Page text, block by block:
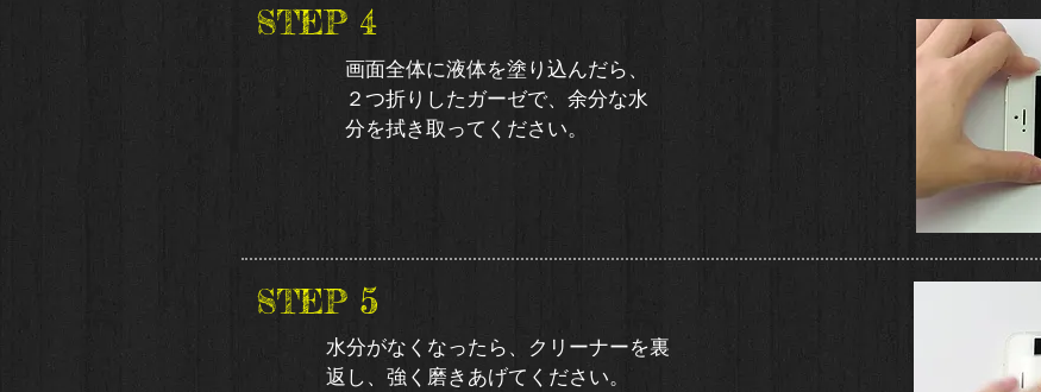
​STEP 4
画面全体に液体を塗り込んだら、
２つ折りしたガーゼで、余分な水
分を拭き取ってください。
​STEP 5
水分がなくなったら、クリーナーを裏
返し、強く磨きあげてください。